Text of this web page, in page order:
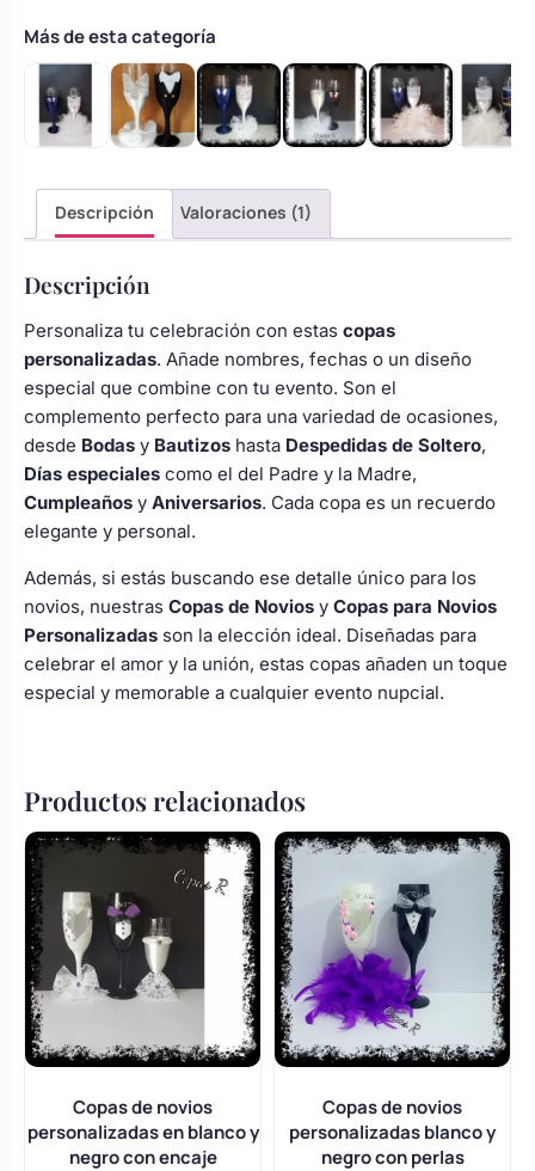
pajar
turquesa
cantidad
Más de esta categoría
Descripción Valoraciones (1)
Descripción
Personaliza tu celebración con estas copas
personalizadas. Añade nombres, fechas o un diseño
especial que combine con tu evento. Son el
complemento perfecto para una variedad de ocasiones,
desde Bodas y Bautizos hasta Despedidas de Soltero,
Días especiales como el del Padre y la Madre,
Cumpleaños y Aniversarios. Cada copa es un recuerdo
elegante y personal.
Además, si estás buscando ese detalle único para los
novios, nuestras Copas de Novios y Copas para Novios
Personalizadas son la elección ideal. Diseñadas para
celebrar el amor y la unión, estas copas añaden un toque
especial y memorable a cualquier evento nupcial.
Productos relacionados
Copas de novios
personalizadas en blanco y
negro con encaje
Copas de novios
personalizadas blanco y
negro con perlas